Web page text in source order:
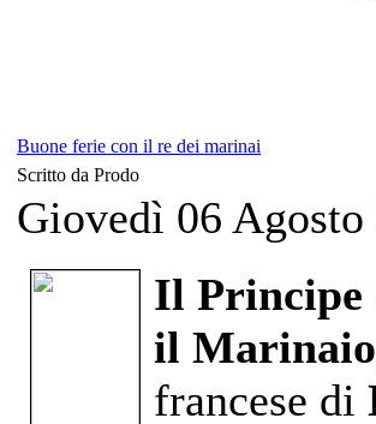
Buone ferie con il re dei marinai
Scritto da Prodo
Giovedì 06
Il
il Marinaio
francese di